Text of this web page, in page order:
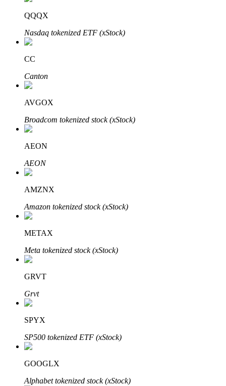
الاستثمار التلقائي
احصل على أرباح طويلة الأجل وفوائد مرنة
تعلم الستاكينغ
تعرف على كيفية كسب الدخل السلبي
Bitrue
QQQX
Nasdaq tokenized ETF (xStock)
CC
Canton
AVGOX
Broadcom tokenized stock (xStock)
AEON
AEON
AMZNX
Amazon tokenized stock (xStock)
METAX
Meta tokenized stock (xStock)
GRVT
Grvt
SPYX
SP500 tokenized ETF (xStock)
GOOGLX
Alphabet tokenized stock (xStock)